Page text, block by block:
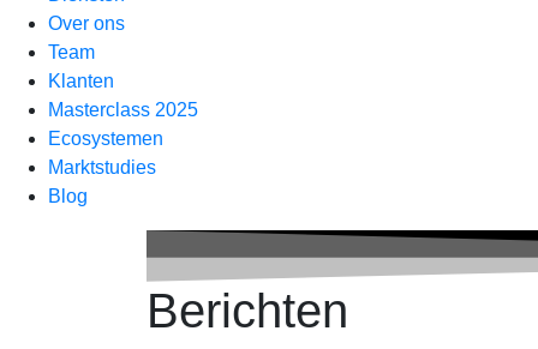
Over ons
Team
Klanten
Masterclass 2025
Ecosystemen
Marktstudies
Blog
Berichten